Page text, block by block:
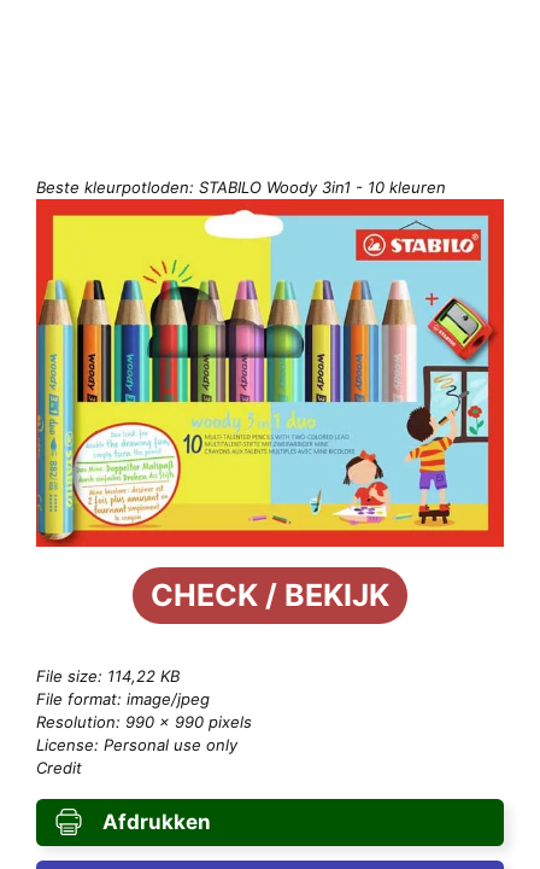
Beste kleurpotloden: STABILO Woody 3in1 - 10 kleuren
CHECK / BEKIJK
File size: 114,22 KB
File format: image/jpeg
Resolution: 990 × 990 pixels
License: Personal use only
Credit
Afdrukken